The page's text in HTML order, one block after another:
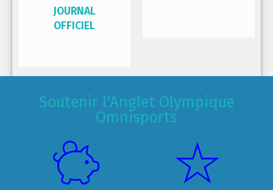
JOURNAL
OFFICIEL
Soutenir l'Anglet Olympique
Omnisports